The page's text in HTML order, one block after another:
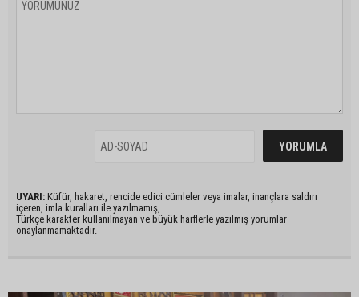
UYARI: Küfür, hakaret, rencide edici cümleler veya imalar, inançlara saldırı
içeren, imla kuralları ile yazılmamış,
Türkçe karakter kullanılmayan ve büyük harflerle yazılmış yorumlar
onaylanmamaktadır.